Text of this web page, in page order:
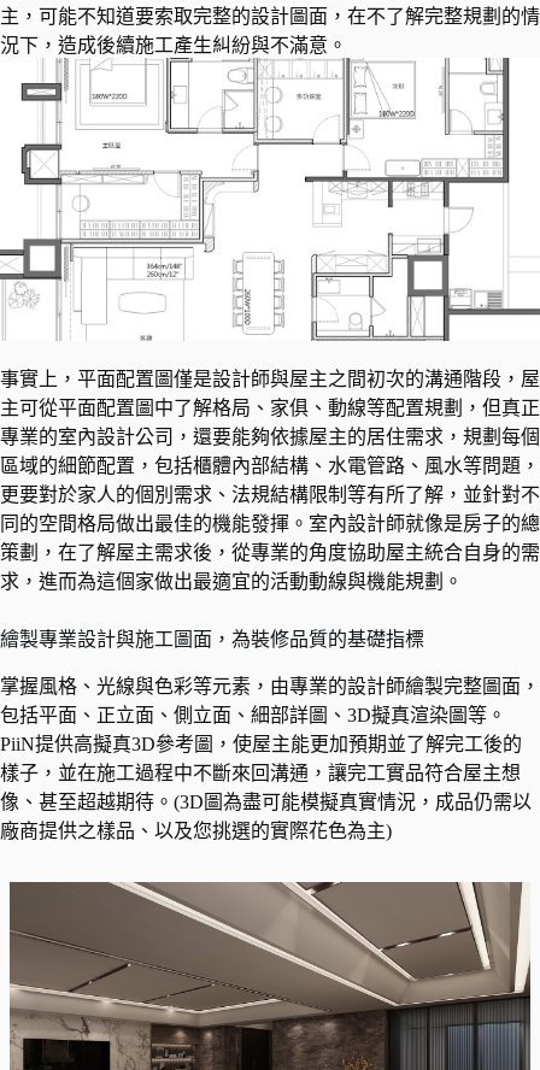
主，可能不知道要索取完整的設計圖面，在不了解完整規劃的情
況下，造成後續施工產生糾紛與不滿意。
事實上，平面配置圖僅是設計師與屋主之間初次的溝通階段，屋
主可從平面配置圖中了解格局、家俱、動線等配置規劃，但真正
專業的室內設計公司，還要能夠依據屋主的居住需求，規劃每個
區域的細節配置，包括櫃體內部結構、水電管路、風水等問題，
更要對於家人的個別需求、法規結構限制等有所了解，並針對不
同的空間格局做出最佳的機能發揮。室內設計師就像是房子的總
策劃，在了解屋主需求後，從專業的角度協助屋主統合自身的需
求，進而為這個家做出最適宜的活動動線與機能規劃。
繪製專業設計與施工圖面，為裝修品質的基礎指標
掌握風格、光線與色彩等元素，由專業的設計師繪製完整圖面，
包括平面、正立面、側立面、細部詳圖、3D擬真渲染圖等。
PiiN提供高擬真3D參考圖，使屋主能更加預期並了解完工後的
樣子，並在施工過程中不斷來回溝通，讓完工實品符合屋主想
像、甚至超越期待。(3D圖為盡可能模擬真實情況，成品仍需以
廠商提供之樣品、以及您挑選的實際花色為主)